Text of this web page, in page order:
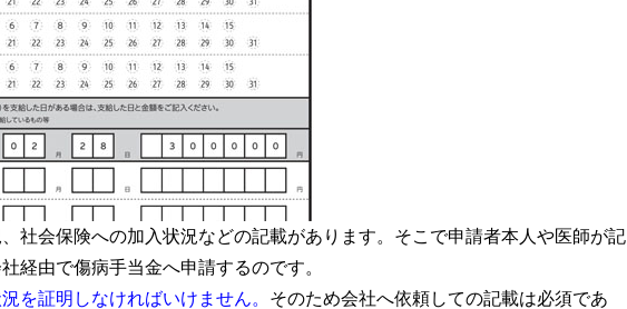
社会保険への加入状況などの記載があります。そこで申請者本人や医師が記
経由で傷病手当金へ申請するのです。
を証明しなければいけません。 そのため会社へ依頼しての記載は必須であ